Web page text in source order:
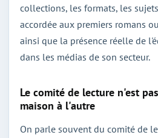
collections, les formats, les
accordée aux premiers romans
ainsi que la présence réelle de
dans les médias de son secteur.
Le comité de lecture n'est
maison à l'autre
On parle souvent du comité de